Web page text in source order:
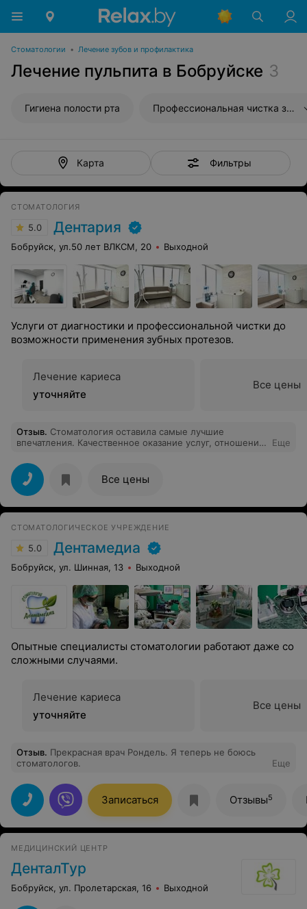
Стоматологии • Лечение зубов и профилактика
Лечение пульпита в Бобруйске 3
Гигиена полости рта Профессиональная чистка зубов
Карта Фильтры
СТОМАТОЛОГИЯ
5.0 Дентария
Бобруйск, ул.50 лет ВЛКСМ, 20 Выходной
Услуги от диагностики и профессиональной чистки до
возможности применения зубных протезов.
Лечение кариеса
уточняйте
Все цены
Отзыв. Стоматология оставила самые лучшие
впечатления. Качественное оказание услуг, отношение
благодарность Черному Александру Сергеевичу за его
высокий профессионализм.
Еще
Все цены
СТОМАТОЛОГИЧЕСКОЕ УЧРЕЖДЕНИЕ
5.0 Дентамедиа
Бобруйск, ул. Шинная, 13 Выходной
Опытные специалисты стоматологии работают даже со
сложными случаями.
Лечение кариеса
уточняйте
Все цены
Отзыв. Прекрасная врач Рондель. Я теперь не боюсь
стоматологов.
Еще
Записаться Отзывы5
МЕДИЦИНСКИЙ ЦЕНТР
ДенталТур
Бобруйск, ул. Пролетарская, 16 Выходной